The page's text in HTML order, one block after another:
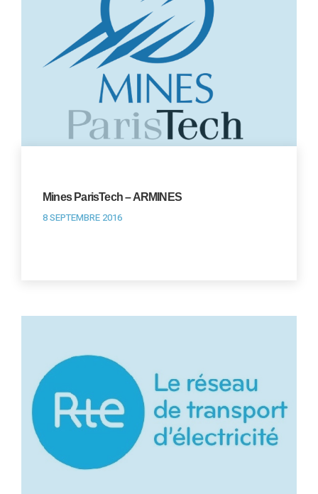
Mines ParisTech – ARMINES
8 SEPTEMBRE 2016